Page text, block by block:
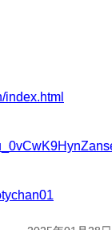
index.html